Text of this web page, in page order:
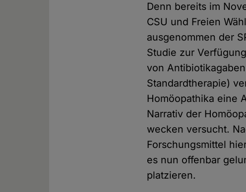
Denn bereits im
CSU und Freien
ausgenommen der
Studie zur
von
Standardtherapie)
Homöopathika eine
Narrativ der
wecken versucht.
Forschungsmittel
es nun offenbar
platzieren.